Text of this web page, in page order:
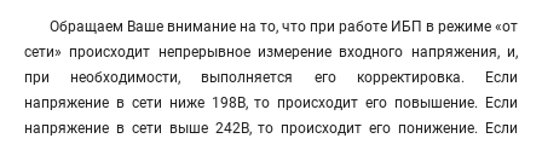
Обращаем Ваше внимание на то, что при работе ИБП в режиме «от
сети» происходит непрерывное измерение входного напряжения, и,
при необходимости, выполняется его корректировка. Если
напряжение в сети ниже 198В, то происходит его повышение. Если
напряжение в сети выше 242В, то происходит его понижение. Если